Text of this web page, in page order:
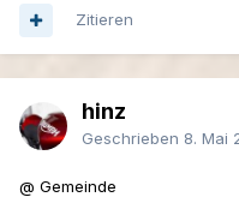
Zitieren
hinz
Geschrieben 8. Mai
@ Gemeinde